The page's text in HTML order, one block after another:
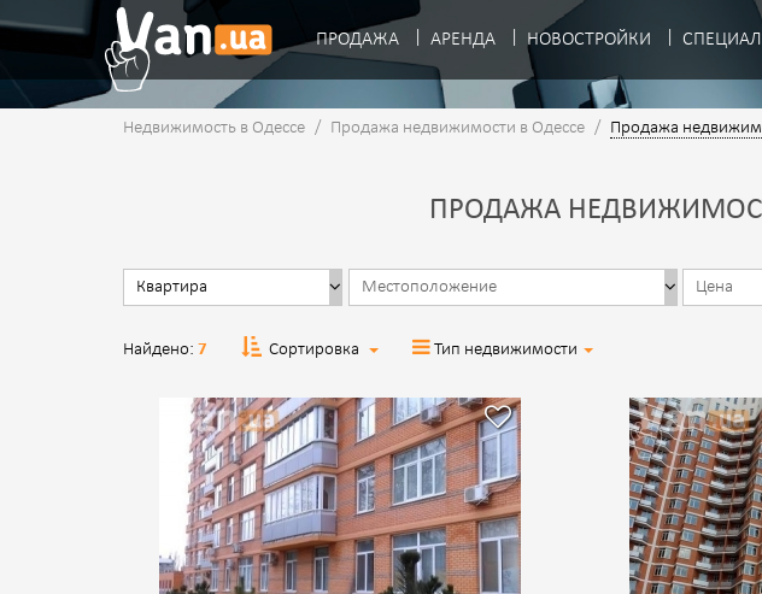
ПРОДАЖА АРЕНДА НОВОСТРОЙКИ
Недвижимость в Одессе / Продажа недвижимости в Одессе / Продажа
ПРОДАЖА
Найдено: 7 Сортировка Тип недвижимости